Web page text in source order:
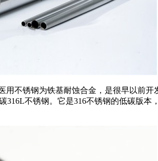
不锈钢为铁基耐蚀合金，是很早以前
不锈钢。它是316不锈钢的低碳版